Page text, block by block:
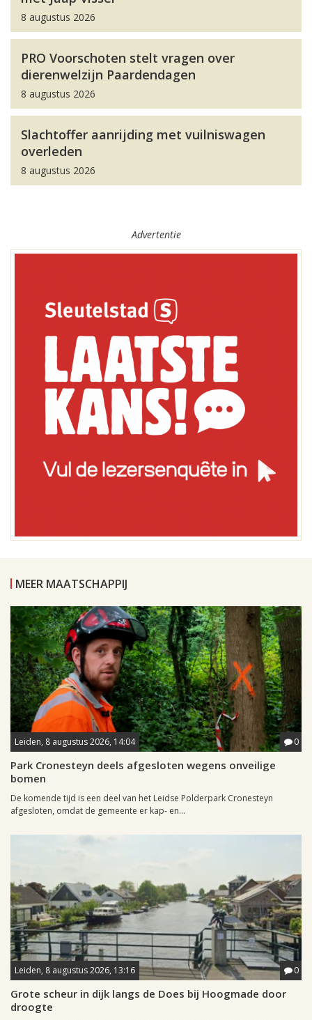
8 augustus 2026
PRO Voorschoten stelt vragen over
dierenwelzijn Paardendagen
8 augustus 2026
Slachtoffer aanrijding met vuilniswagen
overleden
8 augustus 2026
Advertentie
MEER MAATSCHAPPIJ
Leiden, 8 augustus 2026, 14:04 0
Park Cronesteyn deels afgesloten wegens onveilige
bomen
De komende tijd is een deel van het Leidse Polderpark Cronesteyn
afgesloten, omdat de gemeente er kap- en...
Leiden, 8 augustus 2026, 13:16 0
Grote scheur in dijk langs de Does bij Hoogmade door
droogte